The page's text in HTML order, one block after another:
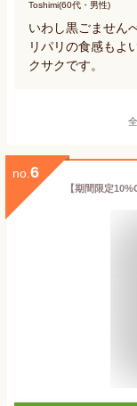
Toshimi(60代・男性)
いわし黒ごません
リパリの食感もよ
クサクです。
no. 6